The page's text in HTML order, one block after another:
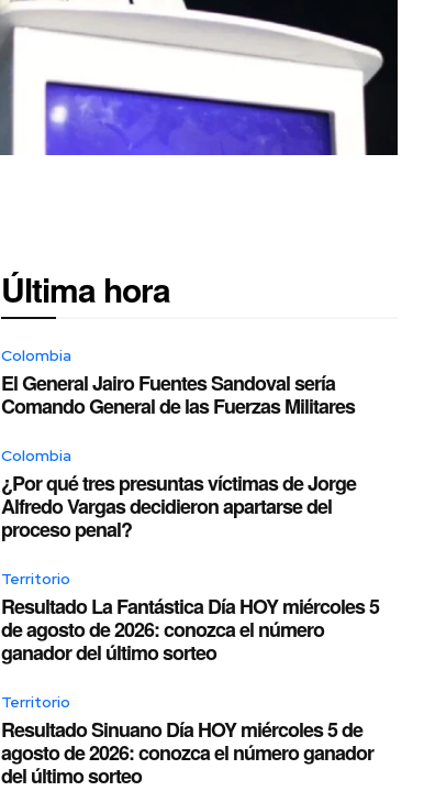
Última hora
Colombia
El General Jairo Fuentes Sandoval sería
Comando General de las Fuerzas Militares
Colombia
¿Por qué tres presuntas víctimas de Jorge
Alfredo Vargas decidieron apartarse del
proceso penal?
Territorio
Resultado La Fantástica Día HOY miércoles 5
de agosto de 2026: conozca el número
ganador del último sorteo
Territorio
Resultado Sinuano Día HOY miércoles 5 de
agosto de 2026: conozca el número ganador
del último sorteo